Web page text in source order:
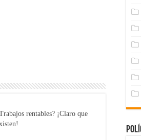
rentables? ¡Claro que